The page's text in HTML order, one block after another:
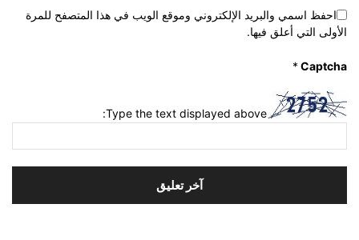
احفظ اسمي والبريد الإلكتروني وموقع الويب في هذا المتصفح للمرة
الأولى التي أعلق فيها.
Captcha
*
Type the text displayed above: